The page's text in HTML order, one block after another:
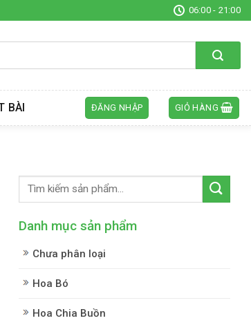
06:00 - 21:00
BÀI ĐĂNG NHẬP GIỎ HÀNG
Danh mục sản phẩm
Chưa phân loại
Hoa Bó
Hoa Chia Buồn